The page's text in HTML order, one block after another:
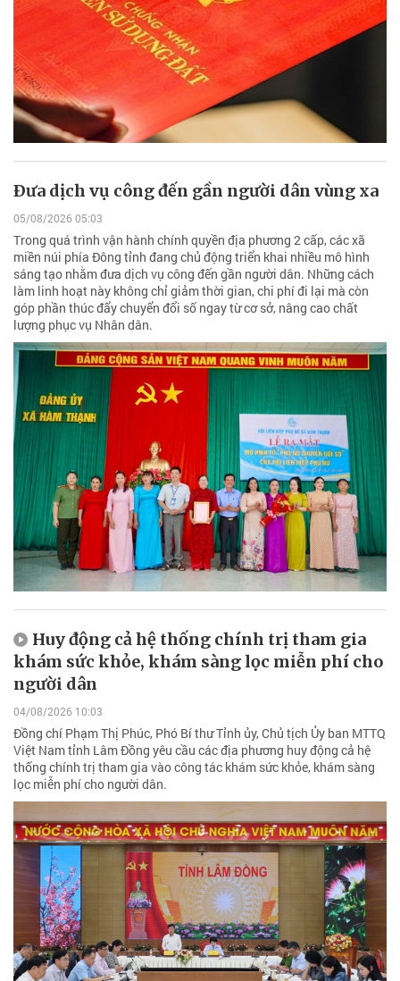
Ðưa dịch vụ công đến gần người dân vùng xa
05/08/2026 05:03
Trong quá trình vận hành chính quyền địa phương 2 cấp, các xã
miền núi phía Đông tỉnh đang chủ động triển khai nhiều mô hình
sáng tạo nhằm đưa dịch vụ công đến gần người dân. Những cách
làm linh hoạt này không chỉ giảm thời gian, chi phí đi lại mà còn
góp phần thúc đẩy chuyển đổi số ngay từ cơ sở, nâng cao chất
lượng phục vụ Nhân dân.
Huy động cả hệ thống chính trị tham gia
khám sức khỏe, khám sàng lọc miễn phí cho
người dân
04/08/2026 10:03
Đồng chí Phạm Thị Phúc, Phó Bí thư Tỉnh ủy, Chủ tịch Ủy ban MTTQ
Việt Nam tỉnh Lâm Đồng yêu cầu các địa phương huy động cả hệ
thống chính trị tham gia vào công tác khám sức khỏe, khám sàng
lọc miễn phí cho người dân.